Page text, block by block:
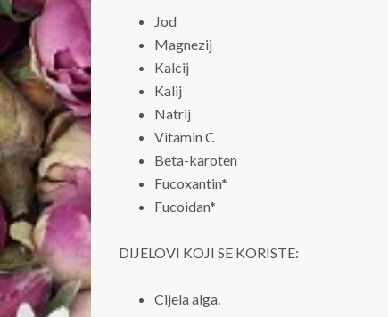
Jod
Magnezij
Kalcij
Kalij
Natrij
Vitamin C
Beta-karoten
Fucoxantin*
Fucoidan*
DIJELOVI KOJI SE KORISTE:
Cijela alga.